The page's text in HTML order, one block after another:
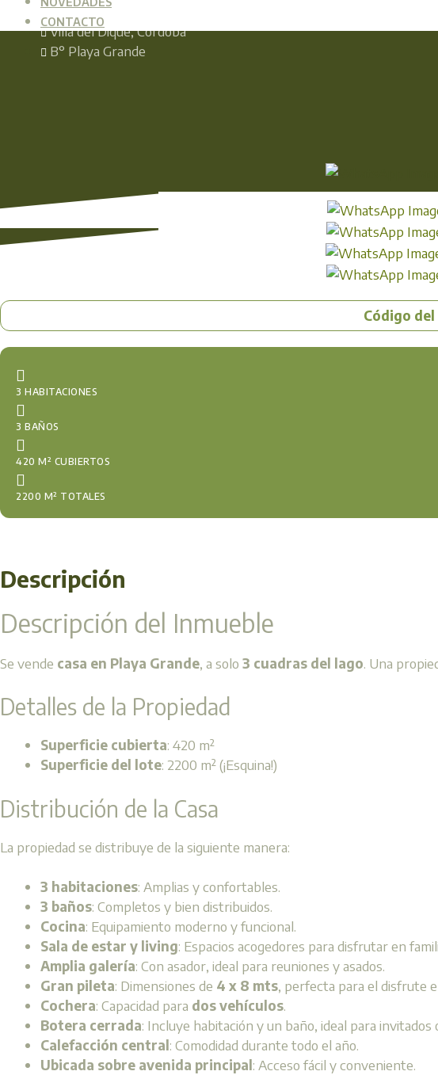
CONTACTO
Villa del Dique, Córdoba
B° Playa Grande
Código
3 HABITACIONES
3 BAÑOS
420 M² CUBIERTOS
2200 M² TOTALES
Descripción
Descripción del Inmueble
Se vende casa en Playa Grande, a solo 3 cuadras del lago. Una
Detalles de la Propiedad
Superficie cubierta: 420 m²
Superficie del lote: 2200 m² (¡Esquina!)
Distribución de la Casa
La propiedad se distribuye de la siguiente manera:
3 habitaciones: Amplias y confortables.
3 baños: Completos y bien distribuidos.
Cocina: Equipamiento moderno y funcional.
Sala de estar y living: Espacios acogedores para disfrutar en
Amplia galería: Con asador, ideal para reuniones y asados.
Gran pileta: Dimensiones de 4 x 8 mts, perfecta para el disfrute
Cochera: Capacidad para dos vehículos.
Botera cerrada: Incluye habitación y un baño, ideal para invitados
Calefacción central: Comodidad durante todo el año.
Ubicada sobre avenida principal: Acceso fácil y conveniente.